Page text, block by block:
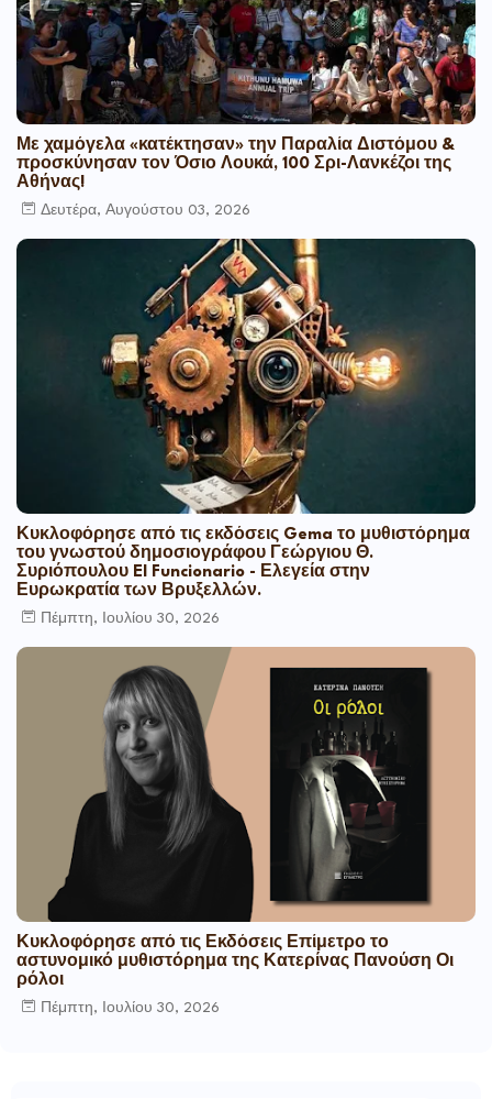
Με χαμόγελα «κατέκτησαν» την Παραλία Διστόμου &
προσκύνησαν τον Όσιο Λουκά, 100 Σρι-Λανκέζοι της
Αθήνας!
Δευτέρα, Αυγούστου 03, 2026
Κυκλοφόρησε από τις εκδόσεις Gema το μυθιστόρημα
του γνωστού δημοσιογράφου Γεώργιου Θ.
Συριόπουλου El Funcionario - Ελεγεία στην
Ευρωκρατία των Βρυξελλών.
Πέμπτη, Ιουλίου 30, 2026
Κυκλοφόρησε από τις Εκδόσεις Επίμετρο το
αστυνομικό μυθιστόρημα της Κατερίνας Πανούση Οι
ρόλοι
Πέμπτη, Ιουλίου 30, 2026